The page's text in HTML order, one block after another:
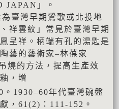
JAPAN」。
臺灣早期鶯歌或北投地
祥雲紋」常見於臺灣早期
呈祥。柄端有孔的湯匙是
藝的藝術家–林葆家
燒的方法，提高生產效
，增
1930–60年代臺灣碗盤
，61(2)：111-152。